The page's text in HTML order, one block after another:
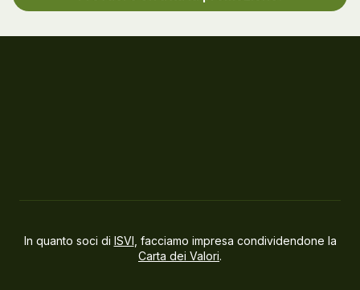
In quanto soci di ISVI , facciamo impresa condividendone la
Carta dei Valori.